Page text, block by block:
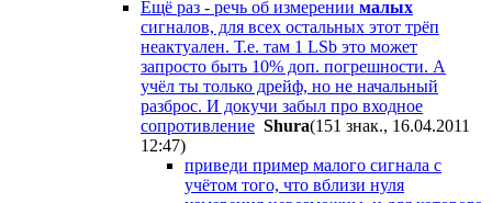
Ещё раз - речь об измерении малых
сигналов, для всех остальных этот трёп
неактуален. Т.е. там 1 LSb это может
запросто быть 10% доп. погрешности. А
учёл ты только дрейф, но не начальный
разброс. И докучи забыл про входное
сопротивление Shura(151 знак., 16.04.2011
12:47)
приведи пример малого сигнала с
учётом того, что вблизи нуля